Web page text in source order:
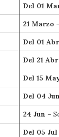
Del 01
21 Marzo
Del 01
Del 21
Del 15
Del 04
24 Jun –
Del 05 Jul